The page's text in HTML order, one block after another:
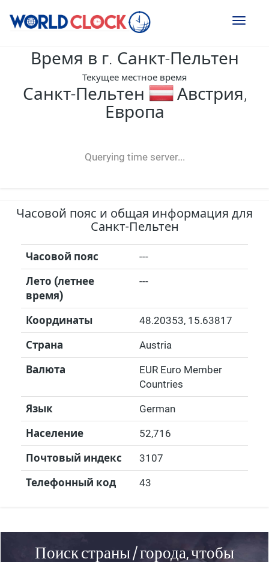
Toggle
Время в г. Санкт-Пельтен
Текущее местное время
Санкт-Пельтен
Австрия,
Европа
Querying time server...
-- ---- ----
Часовой пояс и общая информация для
Санкт-Пельтен
Часовой пояс ---
Лето (летнее
время)
---
Координаты 48.20353, 15.63817
Страна Austria
Валюта
EUR Euro Member
Countries
Язык German
Население 52,716
Почтовый индекс 3107
Телефонный код 43
Поиск страны / города, чтобы